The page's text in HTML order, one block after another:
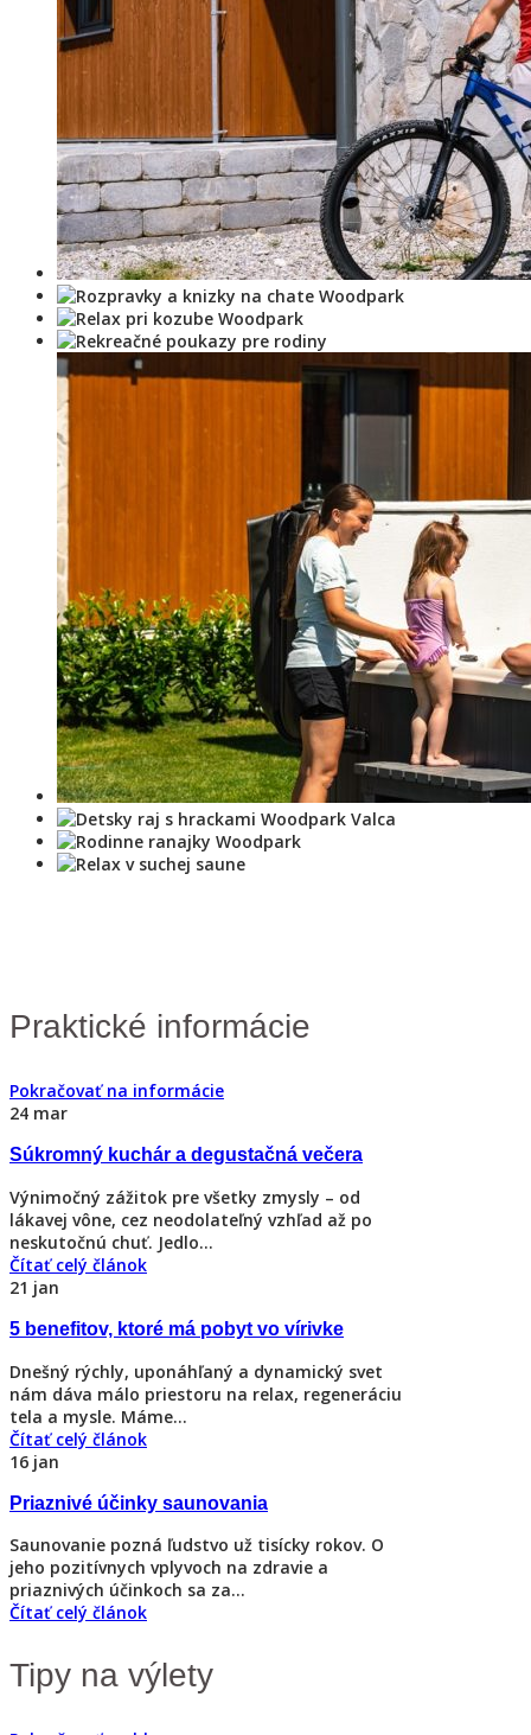
Praktické informácie
Pokračovať na informácie
24 mar
Súkromný kuchár a degustačná večera
Výnimočný zážitok pre všetky zmysly – od
lákavej vône, cez neodolateľný vzhľad až po
neskutočnú chuť. Jedlo...
Čítať celý článok
21 jan
5 benefitov, ktoré má pobyt vo vírivke
Dnešný rýchly, uponáhľaný a dynamický svet
nám dáva málo priestoru na relax, regeneráciu
tela a mysle. Máme...
Čítať celý článok
16 jan
Priaznivé účinky saunovania
Saunovanie pozná ľudstvo už tisícky rokov. O
jeho pozitívnych vplyvoch na zdravie a
priaznivých účinkoch sa za...
Čítať celý článok
Tipy na výlety